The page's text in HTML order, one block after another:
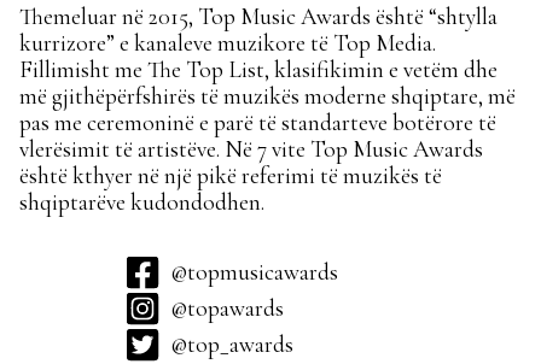
Themeluar në 2015, Top Music Awards është “shtylla
kurrizore” e kanaleve muzikore të Top Media.
Fillimisht me The Top List, klasifikimin e vetëm dhe
më gjithëpërfshirës të muzikës moderne shqiptare, më
pas me ceremoninë e parë të standarteve botërore të
vlerësimit të artistëve. Në 7 vite Top Music Awards
është kthyer në një pikë referimi të muzikës të
shqiptarëve kudondodhen.
@topmusicawards
@topawards
@top_awards